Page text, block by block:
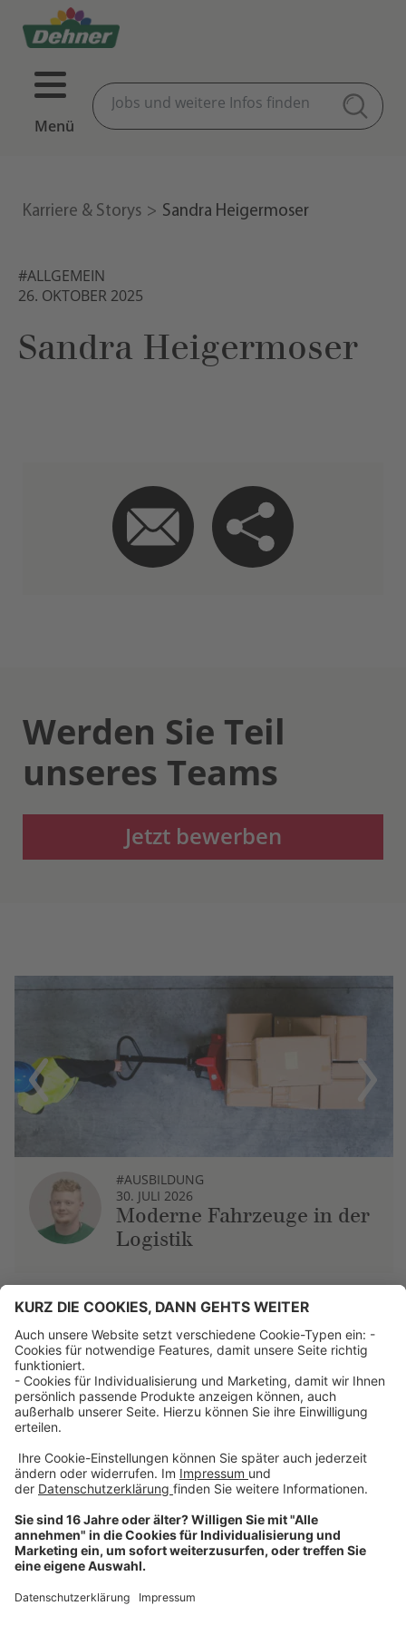
Menü
Karriere & Storys Sandra Heigermoser
#ALLGEMEIN
26. OKTOBER 2025
Sandra Heigermoser
Werden Sie Teil
unseres Teams
Jetzt bewerben
Previous
#AUSBILDUNG
30. JULI 2026
Moderne Fahrzeuge in der
Logistik
Next
Über uns
Dehner Unternehmen
Jobs bei Dehner